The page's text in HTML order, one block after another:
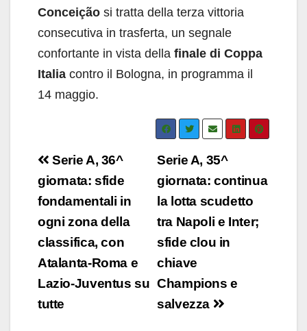
Conceição si tratta della terza vittoria
consecutiva in trasferta, un segnale
confortante in vista della finale di Coppa
Italia contro il Bologna, in programma il
14 maggio.
Navigazione
articoli
Serie A, 35^
giornata: continua
la lotta scudetto
tra Napoli e Inter;
sfide clou in
chiave
Champions e
salvezza
Serie A, 36^
giornata: sfide
fondamentali in
ogni zona della
classifica, con
Atalanta-Roma e
Lazio-Juventus su
tutte